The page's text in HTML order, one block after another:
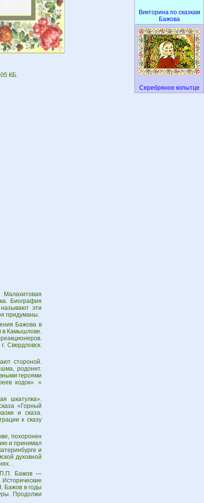
КБ.
Биография
эти
придуманы.
Бажова в
в Камышлове.
Свердловск.
стороной.
родонит.
героями
ходок». «
шкатулка».
«Горный
и сказа.
к сказу
похоронен
и принимал
и
духовной
.
П.П. Бажов —
Бажов в годы
Продолжи
Викторина по сказкам
Бажова
Серебряное копытце